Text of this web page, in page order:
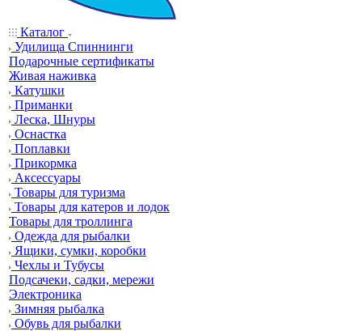
Каталог
Удилища Спиннинги
Подарочные сертификаты
Живая наживка
Катушки
Приманки
Леска, Шнуры
Оснастка
Поплавки
Прикормка
Аксессуары
Товары для туризма
Товары для катеров и лодок
Товары для троллинга
Одежда для рыбалки
Ящики, сумки, коробки
Чехлы и Тубусы
Подсачеки, садки, мережи
Электроника
Зимняя рыбалка
Обувь для рыбалки